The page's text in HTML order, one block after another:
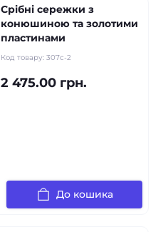
Срібні сережки з
конюшиною та золотими
пластинами
Код товару: 307с-2
2 475.00 грн.
До кошика